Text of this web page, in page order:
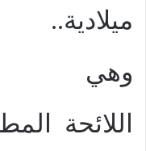
ميلادية..
وهي
اللائحة